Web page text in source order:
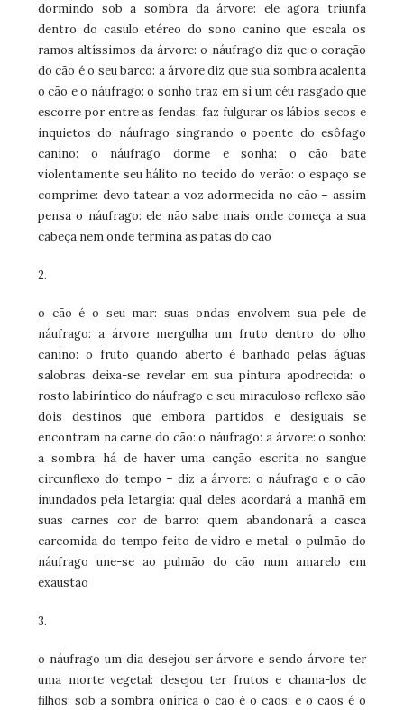
dormindo sob a sombra da árvore: ele agora triunfa
dentro do casulo etéreo do sono canino que escala os
ramos altíssimos da árvore: o náufrago diz que o coração
do cão é o seu barco: a árvore diz que sua sombra acalenta
o cão e o náufrago: o sonho traz em si um céu rasgado que
escorre por entre as fendas: faz fulgurar os lábios secos e
inquietos do náufrago singrando o poente do esôfago
canino: o náufrago dorme e sonha: o cão bate
violentamente seu hálito no tecido do verão: o espaço se
comprime: devo tatear a voz adormecida no cão – assim
pensa o náufrago: ele não sabe mais onde começa a sua
cabeça nem onde termina as patas do cão
2.
o cão é o seu mar: suas ondas envolvem sua pele de
náufrago: a árvore mergulha um fruto dentro do olho
canino: o fruto quando aberto é banhado pelas águas
salobras deixa-se revelar em sua pintura apodrecida: o
rosto labiríntico do náufrago e seu miraculoso reflexo são
dois destinos que embora partidos e desiguais se
encontram na carne do cão: o náufrago: a árvore: o sonho:
a sombra: há de haver uma canção escrita no sangue
circunflexo do tempo – diz a árvore: o náufrago e o cão
inundados pela letargia: qual deles acordará a manhã em
suas carnes cor de barro: quem abandonará a casca
carcomida do tempo feito de vidro e metal: o pulmão do
náufrago une-se ao pulmão do cão num amarelo em
exaustão
3.
o náufrago um dia desejou ser árvore e sendo árvore ter
uma morte vegetal: desejou ter frutos e chama-los de
filhos: sob a sombra onírica o cão é o caos: e o caos é o